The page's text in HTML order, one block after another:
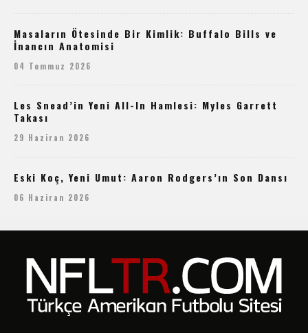
Masaların Ötesinde Bir Kimlik: Buffalo Bills ve
İnancın Anatomisi
04 Temmuz 2026
Les Snead’in Yeni All-In Hamlesi: Myles Garrett
Takası
29 Haziran 2026
Eski Koç, Yeni Umut: Aaron Rodgers’ın Son Dansı
06 Haziran 2026